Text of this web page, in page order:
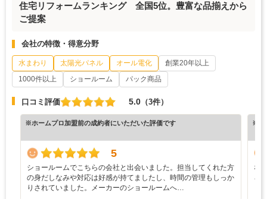
住宅リフォームランキング 全国5位。豊富な品揃えから
ご提案
会社の特徴・得意分野
水まわり 太陽光パネル オール電化
創業20年以上
1000件以上
ショールーム パック商品
口コミ評価 5.0 （3件）
※ホームプロ加盟前の成約者にいただいた評価です
5
ショールームでこちらの会社と出会いました。担当してくれた方
の身だしなみや対応は好感が持てましたし、時間の管理もしっか
りされていました。メーカーのショールームへ…
※ホ
な
ろ